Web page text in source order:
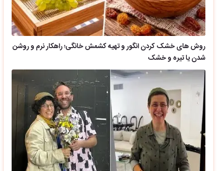
روش های خشک کردن انگور و تهیه کشمش خانگی؛ راهکار نرم و روشن
شدن یا تیره و خشک